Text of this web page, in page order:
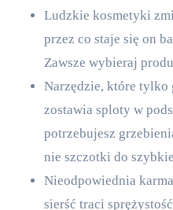
Ludzkie kosmetyki
przez co staje się on
Zawsze wybieraj
Narzędzie, które tylko
zostawia sploty w
potrzebujesz
nie szczotki do
Nieodpowiednia
sierść traci